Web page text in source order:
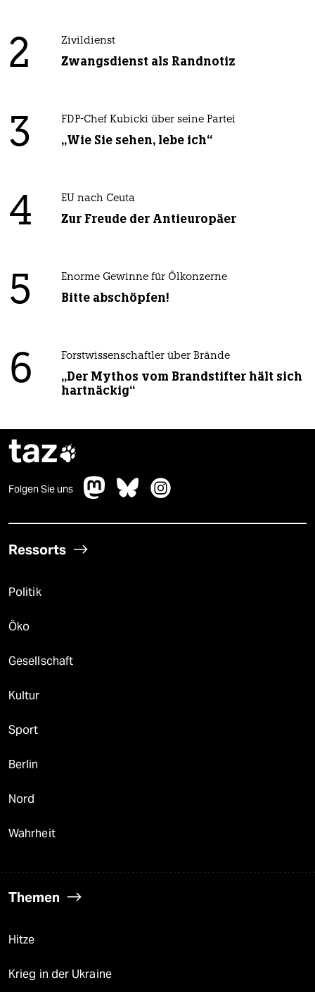
2 Zivildienst
Zwangsdienst als Randnotiz
3 FDP-Chef Kubicki über seine Partei
„Wie Sie sehen, lebe ich“
4 EU nach Ceuta
Zur Freude der Antieuropäer
5 Enorme Gewinne für Ölkonzerne
Bitte abschöpfen!
6 Forstwissenschaftler über Brände
„Der Mythos vom Brandstifter hält sich
hartnäckig“
taz
Folgen Sie uns
Ressorts
Politik
Öko
Gesellschaft
Kultur
Sport
Berlin
Nord
Wahrheit
Themen
Hitze
Krieg in der Ukraine